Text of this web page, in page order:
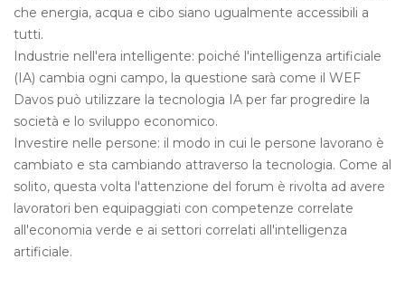
che energia, acqua e cibo siano ugualmente accessibili a
tutti.
Industrie nell'era intelligente: poiché l'intelligenza artificiale
(IA) cambia ogni campo, la questione sarà come il WEF
Davos può utilizzare la tecnologia IA per far progredire la
società e lo sviluppo economico.
Investire nelle persone: il modo in cui le persone lavorano è
cambiato e sta cambiando attraverso la tecnologia. Come al
solito, questa volta l'attenzione del forum è rivolta ad avere
lavoratori ben equipaggiati con competenze correlate
all'economia verde e ai settori correlati all'intelligenza
artificiale.